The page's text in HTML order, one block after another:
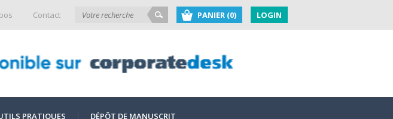
Contact PANIER (0) LOGIN
PRATIQUES DÉPÔT DE MANUSCRIT